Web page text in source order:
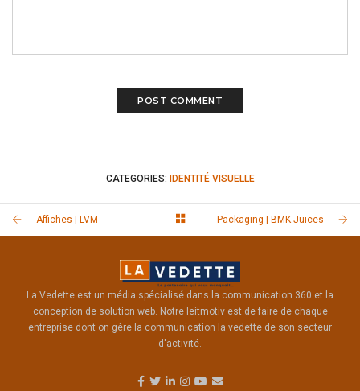
CATEGORIES: IDENTITÉ VISUELLE
Affiches | LVM Packaging | BMK Juices
La Vedette est un média spécialisé dans la communication 360 et la
conception de solution web. Notre leitmotiv est de faire de chaque
entreprise dont on gère la communication la vedette de son secteur
d'activité.